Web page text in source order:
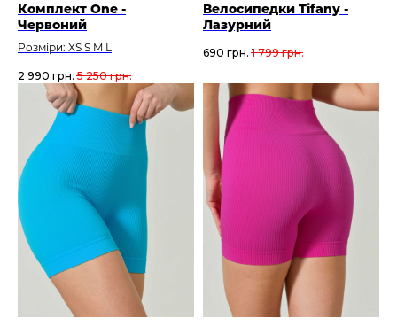
Комплект One -
Червоний
Розміри: XS S M L
2 990 грн. 5 250 грн.
Велосипедки Tifany -
Лазурний
690 грн. 1 799 грн.